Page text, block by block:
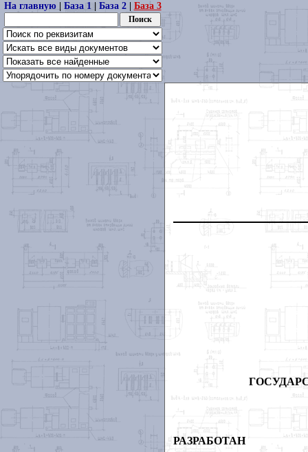
На главную| База 1| База 2| База 3
РАЗРАБОТАН